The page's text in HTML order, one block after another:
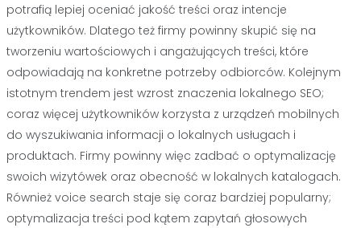
potrafią lepiej oceniać jakość treści oraz intencje
użytkowników. Dlatego też firmy powinny skupić się na
tworzeniu wartościowych i angażujących treści, które
odpowiadają na konkretne potrzeby odbiorców. Kolejnym
istotnym trendem jest wzrost znaczenia lokalnego SEO;
coraz więcej użytkowników korzysta z urządzeń mobilnych
do wyszukiwania informacji o lokalnych usługach i
produktach. Firmy powinny więc zadbać o optymalizację
swoich wizytówek oraz obecność w lokalnych katalogach.
Również voice search staje się coraz bardziej popularny;
optymalizacja treści pod kątem zapytań głosowych